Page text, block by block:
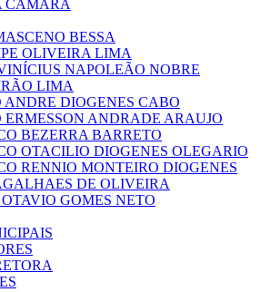
CÂMARA
BESSA
OLIVEIRA LIMA
NAPOLEÃO NOBRE
LIMA
ANDRE DIOGENES CABO
ANDRADE ARAUJO
BEZERRA BARRETO
OTACILIO DIOGENES OLEGARIO
RENNIO MONTEIRO DIOGENES
DE OLIVEIRA
GOMES NETO